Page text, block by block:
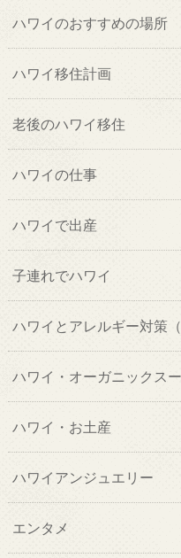
ハワイのおすすめの場所
ハワイ移住計画
老後のハワイ移住
ハワイの仕事
ハワイで出産
子連れでハワイ
ハワイとアレルギー対策
ハワイ・オーガニックス
ハワイ・お土産
ハワイアンジュエリー
エンタメ